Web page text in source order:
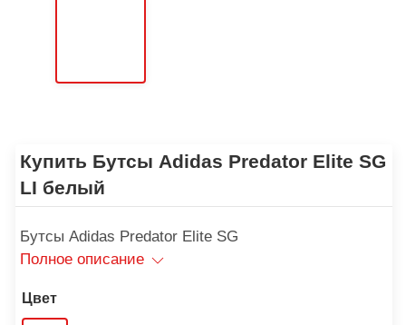
Купить Бутсы Adidas Predator Elite SG
LI белый
Бутсы Adidas Predator Elite SG
Полное описание
Цвет